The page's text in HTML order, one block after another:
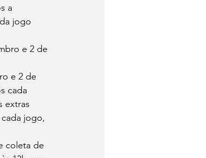
a
jogo
e 2 de
e 2 de
cada
extras
jogo,
coleta de